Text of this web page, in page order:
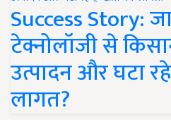
Success Story:
टेक्नोलॉजी से
उत्पादन और घटा
लागत?